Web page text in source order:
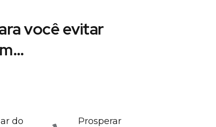
você evitar
do
Prosperar